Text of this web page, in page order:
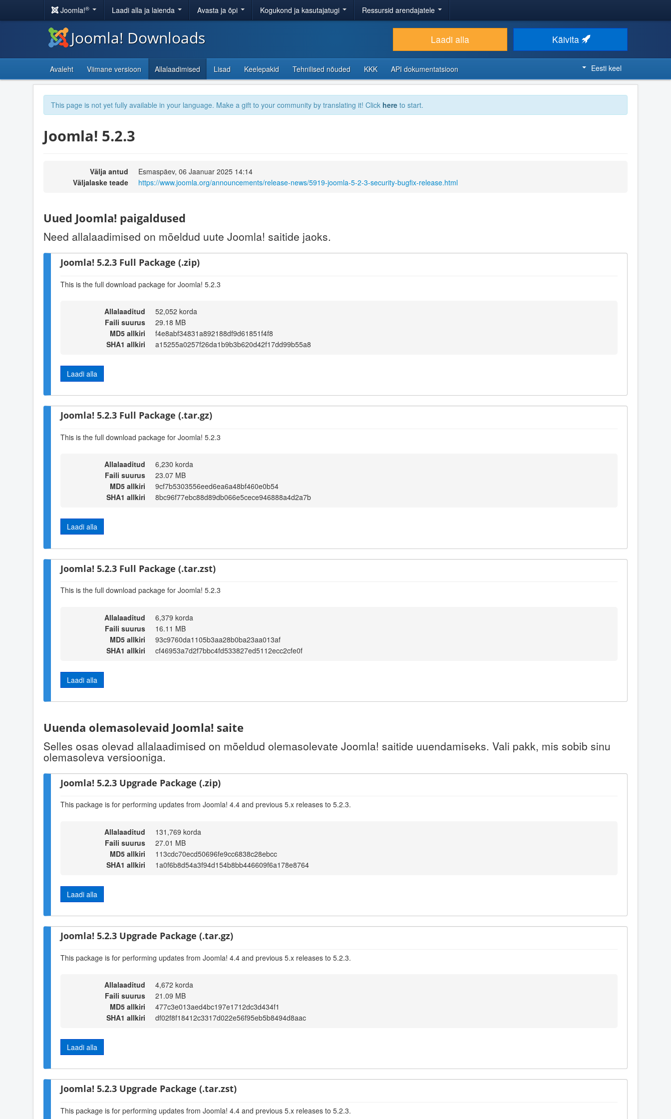
Joomla!® Laadi alla ja laienda Avasta ja õpi Kogukond ja kasutajatugi Ressursid arendajatele
Joomla! Downloads Laadi alla Käivita
Avaleht Viimane versioon Allalaadimised Lisad Keelepakid Tehnilised nõuded KKK API dokumentatsioon Eesti keel
This page is not yet fully available in your language. Make a gift to your community by translating it! Click here to start.
Joomla! 5.2.3
Välja antud
Esmaspäev, 06 Jaanuar 2025 14:14
Väljalaske teade
https://www.joomla.org/announcements/release-news/5919-joomla-5-2-3-security-bugfix-release.html
Uued Joomla! paigaldused
Need allalaadimised on mõeldud uute Joomla! saitide jaoks.
Joomla! 5.2.3 Full Package (.zip)
This is the full download package for Joomla! 5.2.3
Allalaaditud
52,052 korda
Faili suurus
29.18 MB
MD5 allkiri
f4e8abf34831a892188df9d61851f4f8
SHA1 allkiri
a15255a0257f26da1b9b3b620d42f17dd99b55a8
Laadi alla
Joomla! 5.2.3 Full Package (.tar.gz)
This is the full download package for Joomla! 5.2.3
Allalaaditud
6,230 korda
Faili suurus
23.07 MB
MD5 allkiri
9cf7b5303556eed6ea6a48bf460e0b54
SHA1 allkiri
8bc96f77ebc88d89db066e5cece946888a4d2a7b
Laadi alla
Joomla! 5.2.3 Full Package (.tar.zst)
This is the full download package for Joomla! 5.2.3
Allalaaditud
6,379 korda
Faili suurus
16.11 MB
MD5 allkiri
93c9760da1105b3aa28b0ba23aa013af
SHA1 allkiri
cf46953a7d2f7bbc4fd533827ed5112ecc2cfe0f
Laadi alla
Uuenda olemasolevaid Joomla! saite
Selles osas olevad allalaadimised on mõeldud olemasolevate Joomla! saitide uuendamiseks. Vali pakk, mis sobib sinu
olemasoleva versiooniga.
Joomla! 5.2.3 Upgrade Package (.zip)
This package is for performing updates from Joomla! 4.4 and previous 5.x releases to 5.2.3.
Allalaaditud
131,769 korda
Faili suurus
27.01 MB
MD5 allkiri
113cdc70ecd50696fe9cc6838c28ebcc
SHA1 allkiri
1a0f6b8d54a3f94d154b8bb446609f6a178e8764
Laadi alla
Joomla! 5.2.3 Upgrade Package (.tar.gz)
This package is for performing updates from Joomla! 4.4 and previous 5.x releases to 5.2.3.
Allalaaditud
4,672 korda
Faili suurus
21.09 MB
MD5 allkiri
477c3e013aed4bc197e1712dc3d434f1
SHA1 allkiri
df02f8f18412c3317d022e56f95eb5b8494d8aac
Laadi alla
Joomla! 5.2.3 Upgrade Package (.tar.zst)
This package is for performing updates from Joomla! 4.4 and previous 5.x releases to 5.2.3.